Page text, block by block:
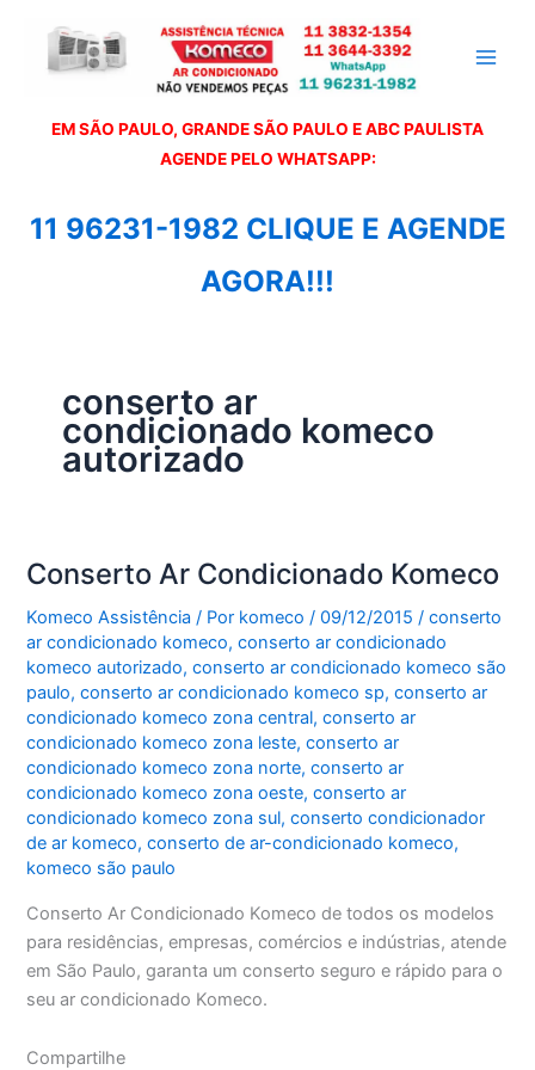
EM SÃO PAULO, GRANDE SÃO PAULO E ABC PAULISTA
AGENDE PELO WHATSAPP:
11 96231-1982 CLIQUE E AGENDE
AGORA!!!
conserto ar
condicionado komeco
autorizado
Conserto Ar Condicionado Komeco
Komeco Assistência / Por komeco/09/12/2015 /conserto
ar condicionado komeco,conserto ar condicionado
komeco autorizado,conserto ar condicionado komeco são
paulo,conserto ar condicionado komeco sp,conserto ar
condicionado komeco zona central,conserto ar
condicionado komeco zona leste,conserto ar
condicionado komeco zona norte,conserto ar
condicionado komeco zona oeste,conserto ar
condicionado komeco zona sul,conserto condicionador
de ar komeco,conserto de ar-condicionado komeco,
komeco são paulo
Conserto Ar Condicionado Komeco de todos os modelos
para residências, empresas, comércios e indústrias, atende
em São Paulo, garanta um conserto seguro e rápido para o
seu ar condicionado Komeco.
Compartilhe